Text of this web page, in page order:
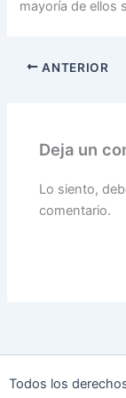
mayoría de ellos
ANTERIOR
Deja un
Lo siento,
comentario.
Todos los